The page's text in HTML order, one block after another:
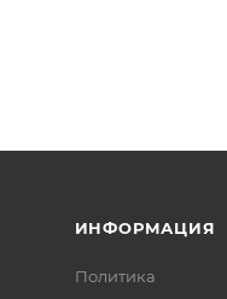
ИНФОРМАЦИЯ
Политика